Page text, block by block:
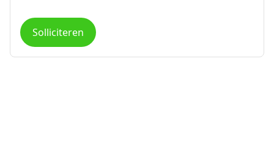
Solliciteren